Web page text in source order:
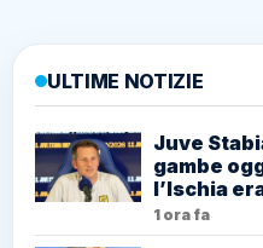
ULTIME NOTIZIE
Juve
gambe
l’Ischia
1 ora fa